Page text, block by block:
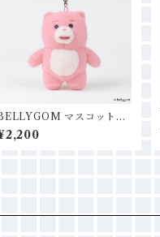
マスコットチ
ーム